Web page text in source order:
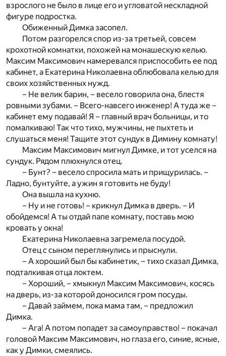
взрослого не было в лице его и угловатой нескладной
фигуре подростка.
Обиженный Димка засопел.
Потом разгорелся спор из-за третьей, совсем
крохотной комнатки, похожей на монашескую келью.
Максим Максимович намеревался приспособить ее под
кабинет, а Екатерина Николаевна облюбовала келью для
своих хозяйственных нужд.
– Не велик барин, – весело говорила она, блестя
ровными зубами. – Всего-навсего инженер! А туда же –
кабинет ему подавай! Я – главный врач больницы, и то
помалкиваю! Так что тихо, мужчины, не пыхтеть и
слушаться меня! Тащите этот сундук в Димину комнату!
Максим Максимович мигнул Димке, и тот уселся на
сундук. Рядом плюхнулся отец.
– Бунт? – весело спросила мать и прищурилась. –
Ладно, бунтуйте, а ужин я готовить не буду!
Она вышла на кухню.
– Ну и не готовь! – крикнул Димка в дверь. – И
обойдемся! А ты отдай папе комнату, поставь мою
кровать у окна!
Екатерина Николаевна загремела посудой.
Отец с сыном переглянулись и прыснули.
– А хороший был бы кабинетик, – тихо сказал Димка,
подталкивая отца локтем.
– Хороший, – хмыкнул Максим Максимович, косясь
на дверь, из-за которой доносился гром посуды.
– Давай займем, пока мама там, – предложил
Димка.
– Ага! А потом попадет за самоуправство! – покачал
головой Максим Максимович, но глаза его, синие, ясные,
как у Димки, смеялись.